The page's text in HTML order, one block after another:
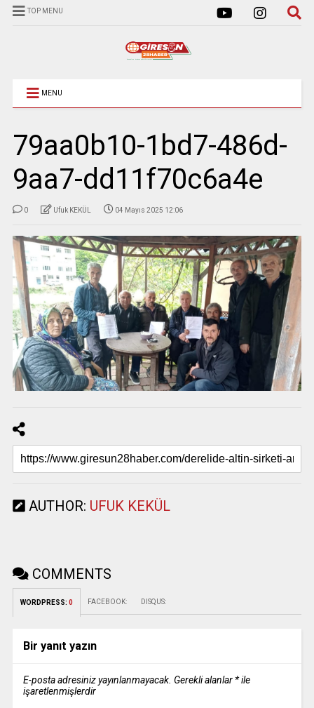
TOP MENU
MENU
79aa0b10-1bd7-486d-
9aa7-dd11f70c6a4e
0 Ufuk KEKÜL 04 Mayıs 2025 12:06
AUTHOR: UFUK KEKÜL
COMMENTS
WORDPRESS: 0 FACEBOOK: DISQUS:
Bir yanıt yazın
E-posta adresiniz yayınlanmayacak. Gerekli alanlar *ile
işaretlenmişlerdir